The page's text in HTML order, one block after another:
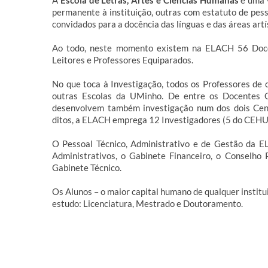
permanente à instituição, outras com estatuto de
convidados para a docência das línguas e das áreas
Ao todo, neste momento existem na ELACH 56
Leitores e Professores Equiparados.
No que toca à Investigação, todos os Professores
outras Escolas da UMinho. De entre os Docentes
desenvolvem também investigação num dos dois
ditos, a ELACH emprega 12 Investigadores (5 do
O Pessoal Técnico, Administrativo e de Gestão da
Administrativos, o Gabinete Financeiro, o
Gabinete Técnico.
Os Alunos – o maior capital humano de qualquer
estudo: Licenciatura, Mestrado e Doutoramento.